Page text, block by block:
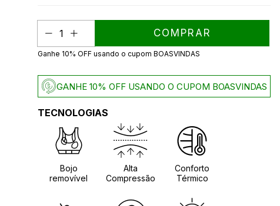
Ganhe 10% OFF usando o cupom BOASVINDAS
GANHE 10% OFF USANDO O CUPOM BOASVINDAS
TECNOLOGIAS
Bojo
removível
Alta
Compressão
Conforto
Térmico